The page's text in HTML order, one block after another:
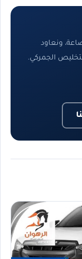
ونعاود
الجمركي.